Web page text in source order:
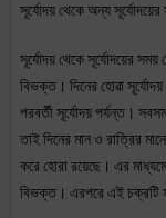
সূর্যোদয় থেকে অন্য সূর্যোদয়ের
সূর্যোদয় থেকে সূর্যোদয়ের
বিভক্ত। দিনের হোৱা সূর্যোদয়
পরবর্তী সূর্যোদয় পর্যন্ত।
তাই দিনের মান ও রাত্রির
করে হোরা রয়েছে। এর
বিভক্ত। এরপরে এই চক্রটি